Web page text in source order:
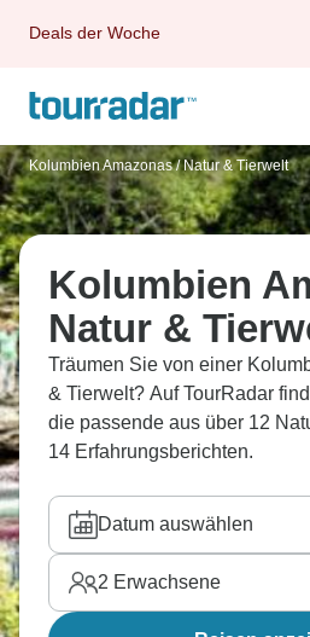
Deals der Woche
Kolumbien Amazonas / Natur & Tierwelt
Kolumbien
Natur &
Träumen Sie von einer
& Tierwelt? Auf TourRadar
die passende aus über 12
14 Erfahrungsberichten.
Datum auswählen
2 Erwachsene